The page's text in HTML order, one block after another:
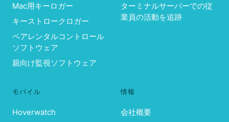
Mac用キーロガー
キーストロークロガー
ペアレンタルコントロール
ソフトウェア
親向け監視ソフトウェア
ターミナルサーバーでの従
業員の活動を追跡
モバイル
Hoverwatch
情報
会社概要